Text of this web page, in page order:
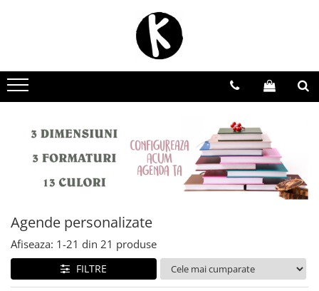
Zilnice
Saptamanale
Domeniu Beauty
Domeniul Medical
Scoala de soferi | Instructor Auto
Domeniul Evenimentelor
Agende personalizate
Afiseaza: 1-21 din 21 produse
FILTRE